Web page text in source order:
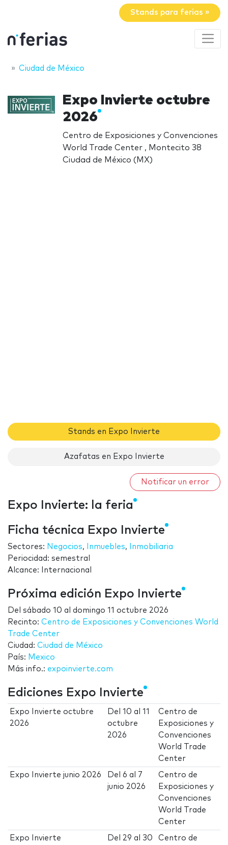
Stands para ferias »
Ciudad de México
Expo Invierte octubre
2026
Centro de Exposiciones y Convenciones
World Trade Center , Montecito 38
Ciudad de México (MX)
Stands en Expo Invierte
Azafatas en Expo Invierte
Notificar un error
Expo Invierte: la feria
Ficha técnica Expo Invierte
Sectores: Negocios, Inmuebles,
Inmobiliaria
Periocidad: semestral
Alcance: Internacional
Próxima edición Expo Invierte
Del sábado 10 al domingo 11 octubre 2026
Recinto: Centro de Exposiciones y Convenciones World
Trade Center
Ciudad: Ciudad de México
País: Mexico
Más info.: expoinvierte.com
Ediciones Expo Invierte
Expo Invierte octubre
2026
Del10 al11
octubre
2026
Centro de
Exposiciones y
Convenciones
World Trade
Center
Expo Invierte junio 2026 Del6 al
7
junio 2026
Centro de
Exposiciones y
Convenciones
World Trade
Center
Expo Invierte
Del 29 al 30
Centro de